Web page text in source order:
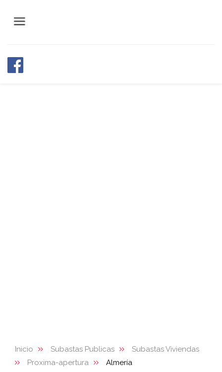
Inicio Subastas Publicas
Subastas Viviendas
Proxima-apertura
Almería